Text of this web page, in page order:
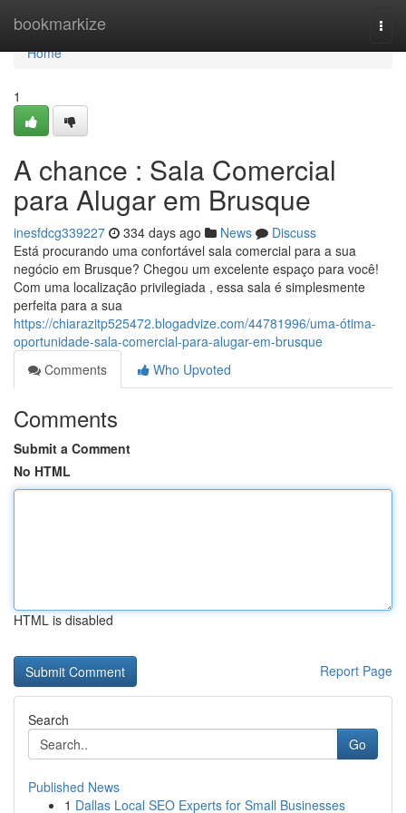
bookmarkize
Home
Home
1
A chance : Sala Comercial
para Alugar em Brusque
inesfdcg339227 334 days ago News
Discuss
Está procurando uma confortável sala comercial para a sua
negócio em Brusque? Chegou um excelente espaço para você!
Com uma localização privilegiada , essa sala é simplesmente
perfeita para a sua
https://chiarazitp525472.blogadvize.com/44781996/uma-ótima-
oportunidade-sala-comercial-para-alugar-em-brusque
Comments
Who Upvoted
Comments
Submit a Comment
No HTML
HTML is disabled
Report Page
Search
Go
Published News
1 Dallas Local SEO Experts for Small Businesses